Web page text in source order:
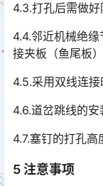
4.3.打孔后需做好
4.4.邻近机械绝
接夹板（鱼尾板
4.5.采用双线连
4.6.道岔跳线的
4.7.塞钉的打孔高
5 注意事项